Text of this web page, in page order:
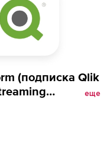
(подписка Qlik
еще